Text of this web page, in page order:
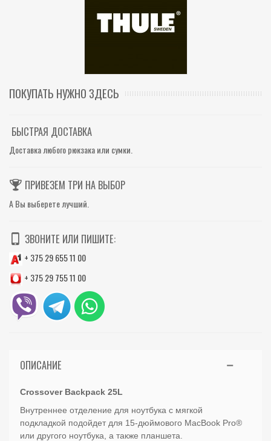
ПОКУПАТЬ НУЖНО ЗДЕСЬ
БЫСТРАЯ ДОСТАВКА
Доставка любого рюкзака или сумки.
ПРИВЕЗЕМ ТРИ НА ВЫБОР
А Вы выберете лучший.
ЗВОНИТЕ ИЛИ ПИШИТЕ:
+ 375 29 655 11 00
+ 375 29 755 11 00
ОПИСАНИЕ
Crossover Backpack 25L
Внутреннее отделение для ноутбука с мягкой
подкладкой подойдет для 15-дюймового MacBook Pro®
или другого ноутбука, а также планшета.